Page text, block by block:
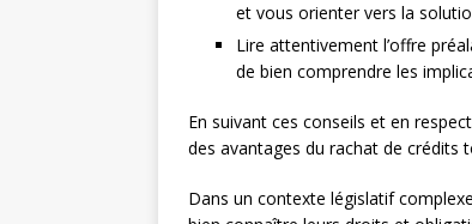
et vous orienter vers la
Lire attentivement l’offre
de bien comprendre les
En suivant ces conseils et en
des avantages du rachat de crédits
Dans un contexte législatif